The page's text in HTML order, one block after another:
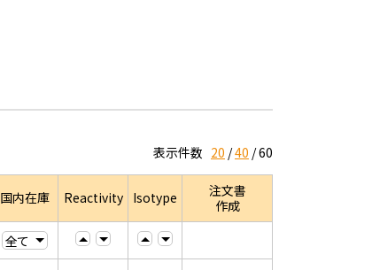
表示件数 20 40 60
国内在庫 Reactivity Isotype
注文書
作成